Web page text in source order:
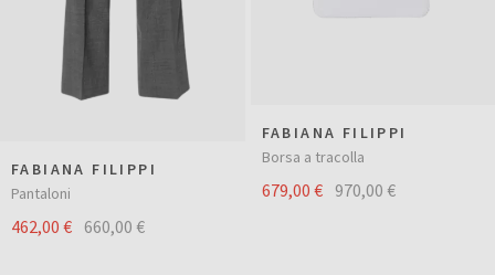
FABIANA FILIPPI
Pantaloni
462,00 € 660,00 €
FABIANA FILIPPI
Borsa a tracolla
679,00 € 970,00 €